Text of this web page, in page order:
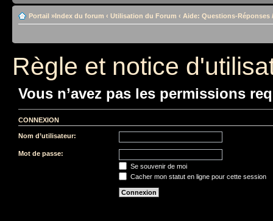
Portail »Index du forum ‹ Utilisation du Forum ‹ Aide: Questions-
Règle et notice
Vous n’avez pas les permissions
CONNEXION
Nom d’utilisateur:
Mot de passe:
Se souvenir de moi
Cacher mon statut en ligne pour cette session